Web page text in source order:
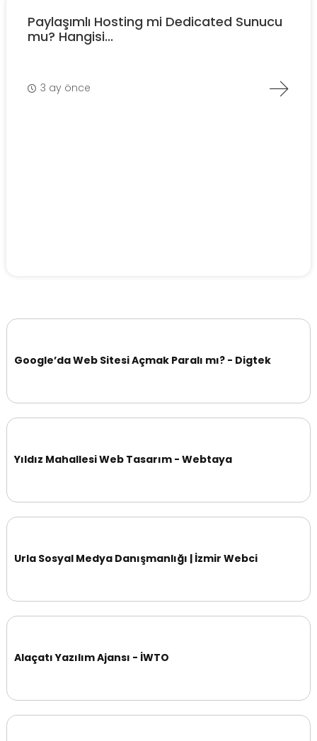
Paylaşımlı Hosting mi Dedicated Sunucu
mu? Hangisi...
3 ay önce
Google’da Web Sitesi Açmak Paralı mı? - Digtek
Yıldız Mahallesi Web Tasarım - Webtaya
Urla Sosyal Medya Danışmanlığı | İzmir Webci
Alaçatı Yazılım Ajansı - İWTO